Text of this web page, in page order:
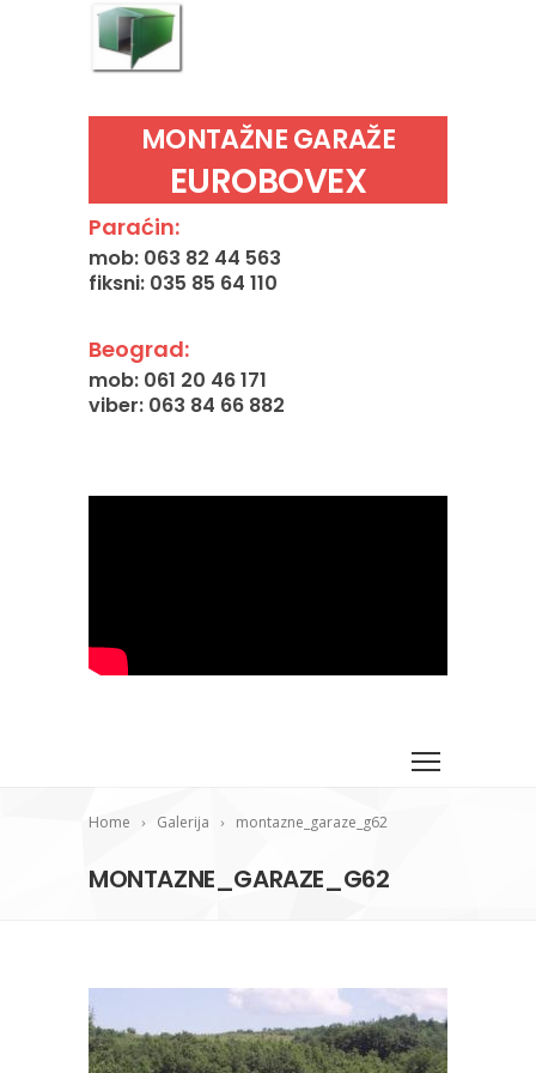
MONTAŽNE GARAŽE
EUROBOVEX
Paraćin:
mob: 063 82 44 563
fiksni: 035 85 64 110
Beograd:
mob: 061 20 46 171
viber: 063 84 66 882
Home Galerija montazne_garaze_g62
MONTAZNE_GARAZE_G62